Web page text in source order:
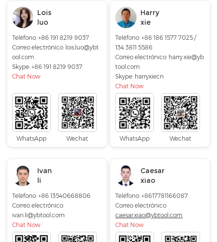
Lois
luo
Teléfono: +86 191 8219 9037
Correo electrónico: lois.luo@ybt
ool.com
Skype: +86 191 8219 9037
Chat Now
WhatsApp Wechat
Harry
xie
Teléfono: +86 186 1577 7025 /
134 3811 5586
Correo electrónico: harry.xie@yb
tool.com
Skype: harryxiecn
Chat Now
WhatsApp Wechat
Ivan
li
Teléfono: +86 13540668806
Correo electrónico:
ivan.li@ybtool.com
Chat Now
Caesar
xiao
Teléfono: +8617781166087
Correo electrónico:
caesar.xiao@ybtool.com
Chat Now